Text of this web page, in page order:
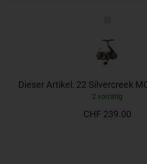
LT2000S-
H
Dieser Artikel: 22 Silvercreek
2 vorrätig
CHF 239.00